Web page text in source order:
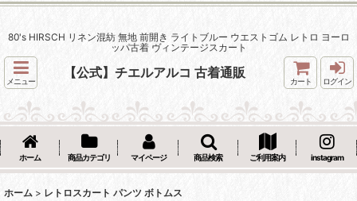
80's HIRSCH リネン混紡 無地 前開き ライトブルー ウエストゴム レトロ ヨーロ
ッパ古着 ヴィンテージスカート
メニュー
【公式】チエルアルコ 古着通販
カート ログイン
ホーム 商品カテゴリ マイページ 商品検索 ご利用案内 instagram
ホーム > レトロスカート パンツ ボトムス